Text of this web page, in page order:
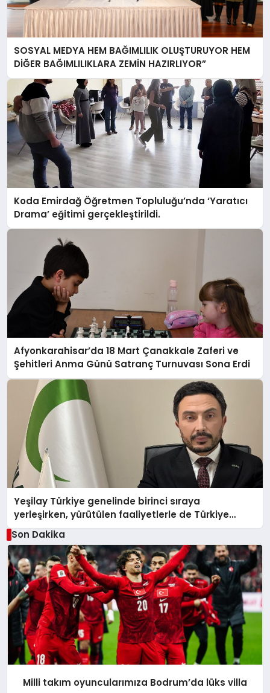
SOSYAL MEDYA HEM BAĞIMLILIK OLUŞTURUYOR HEM
DİĞER BAĞIMLILIKLARA ZEMİN HAZIRLIYOR”
Koda Emirdağ Öğretmen Topluluğu’nda ‘Yaratıcı
Drama’ eğitimi gerçekleştirildi.
Afyonkarahisar’da 18 Mart Çanakkale Zaferi ve
Şehitleri Anma Günü Satranç Turnuvası Sona Erdi
Yeşilay Türkiye genelinde birinci sıraya
yerleşirken, yürütülen faaliyetlerle de Türkiye
üçüncüsü oldu.
Son Dakika
Milli takım oyuncularımıza Bodrum’da lüks villa